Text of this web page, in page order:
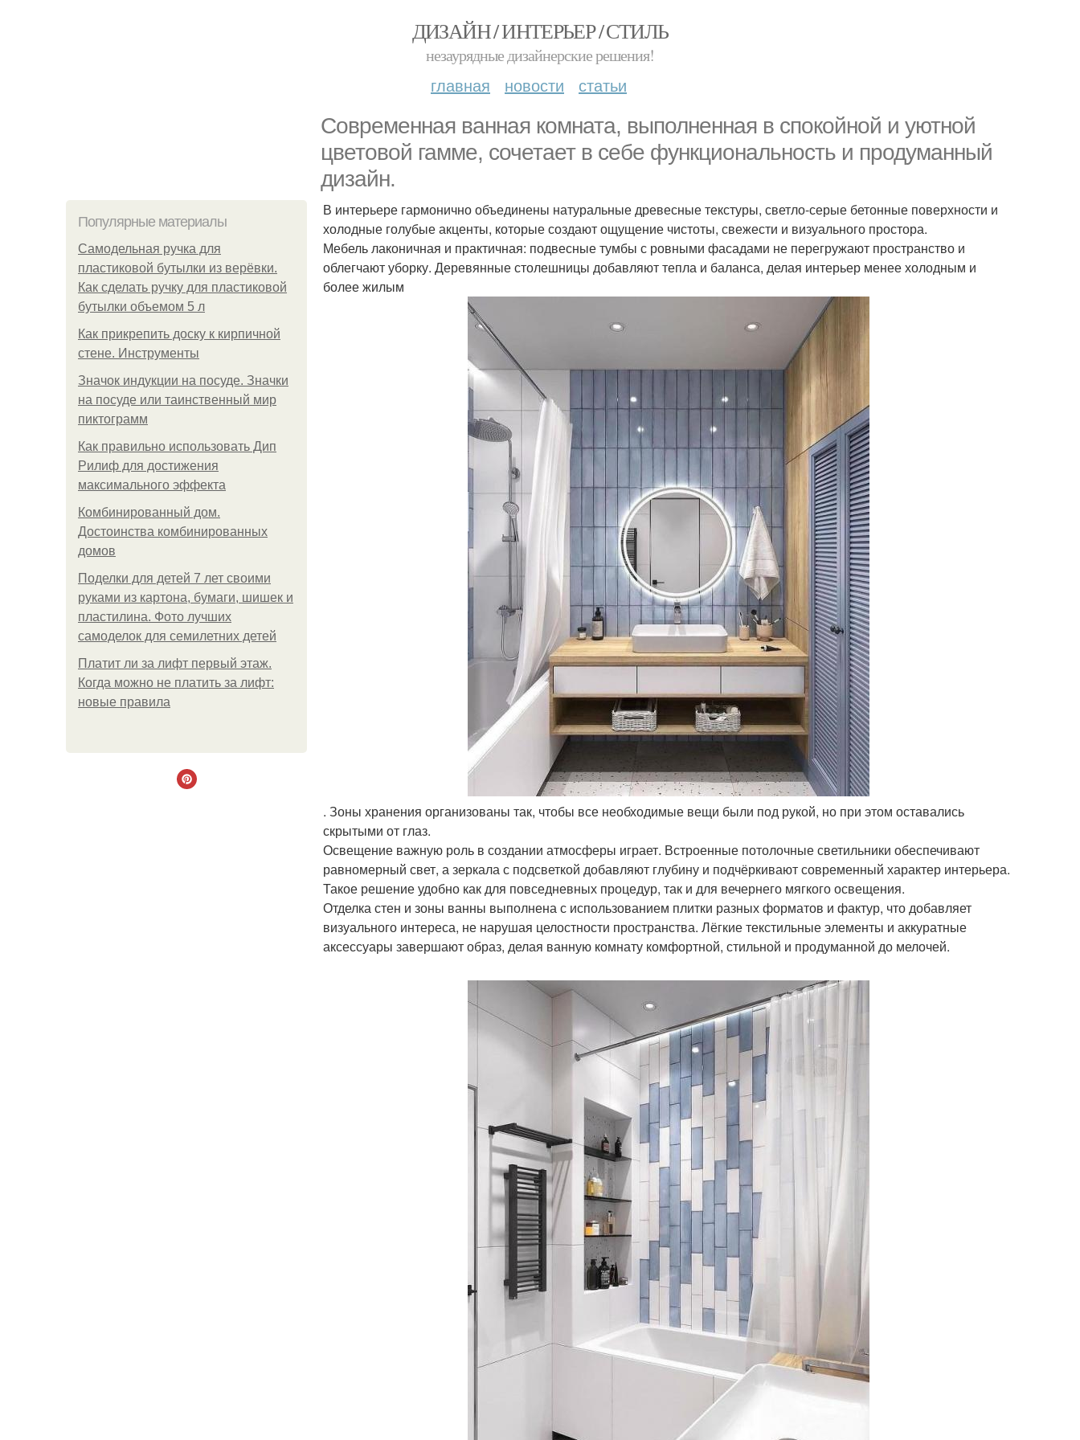
ДИЗАЙН / ИНТЕРЬЕР / СТИЛЬ
незаурядные дизайнерские решения!
главная новости статьи
Современная ванная комната, выполненная в спокойной и уютной
цветовой гамме, сочетает в себе функциональность и продуманный
дизайн.
Популярные материалы
Самодельная ручка для
пластиковой бутылки из верёвки.
Как сделать ручку для пластиковой
бутылки объемом 5 л
Как прикрепить доску к кирпичной
стене. Инструменты
Значок индукции на посуде. Значки
на посуде или таинственный мир
пиктограмм
Как правильно использовать Дип
Рилиф для достижения
максимального эффекта
Комбинированный дом.
Достоинства комбинированных
домов
Поделки для детей 7 лет своими
руками из картона, бумаги, шишек и
пластилина. Фото лучших
самоделок для семилетних детей
Платит ли за лифт первый этаж.
Когда можно не платить за лифт:
новые правила
В интерьере гармонично объединены натуральные древесные текстуры, светло-серые бетонные поверхности и
холодные голубые акценты, которые создают ощущение чистоты, свежести и визуального простора.
Мебель лаконичная и практичная: подвесные тумбы с ровными фасадами не перегружают пространство и
облегчают уборку. Деревянные столешницы добавляют тепла и баланса, делая интерьер менее холодным и
более жилым
. Зоны хранения организованы так, чтобы все необходимые вещи были под рукой, но при этом оставались
скрытыми от глаз.
Освещение важную роль в создании атмосферы играет. Встроенные потолочные светильники обеспечивают
равномерный свет, а зеркала с подсветкой добавляют глубину и подчёркивают современный характер интерьера.
Такое решение удобно как для повседневных процедур, так и для вечернего мягкого освещения.
Отделка стен и зоны ванны выполнена с использованием плитки разных форматов и фактур, что добавляет
визуального интереса, не нарушая целостности пространства. Лёгкие текстильные элементы и аккуратные
аксессуары завершают образ, делая ванную комнату комфортной, стильной и продуманной до мелочей.